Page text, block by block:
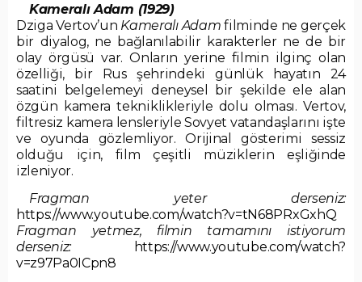
Kameralı Adam (1929)
Dziga Vertov’un Kameralı Adam filminde ne gerçek
bir diyalog, ne bağlanılabilir karakterler ne de bir
olay örgüsü var. Onların yerine filmin ilginç olan
özelliği, bir Rus şehrindeki günlük hayatın 24
saatini belgelemeyi deneysel bir şekilde ele alan
özgün kamera tekniklikleriyle dolu olması. Vertov,
filtresiz kamera lensleriyle Sovyet vatandaşlarını işte
ve oyunda gözlemliyor. Orijinal gösterimi sessiz
olduğu için, film çeşitli müziklerin eşliğinde
izleniyor.
Fragman yeter derseniz:
https://www.youtube.com/watch?v=tN68PRxGxhQ
Fragman yetmez, filmin tamamını istiyorum
derseniz:
https://www.youtube.com/watch?
v=z97Pa0ICpn8